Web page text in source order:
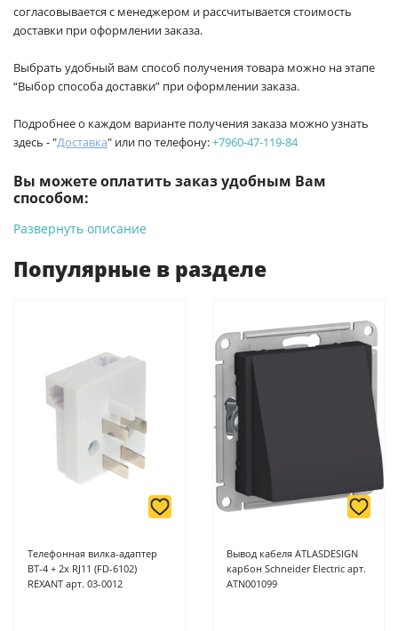
согласовывается с менеджером и рассчитывается стоимость
доставки при оформлении заказа.
Выбрать удобный вам способ получения товара можно на этапе
“Выбор способа доставки” при оформлении заказа.
Подробнее о каждом варианте получения заказа можно узнать
здесь - "Доставка" или по телефону:+7960-47-119-84
Вы можете оплатить заказ удобным Вам
способом:
-Банковской картой на сайте ProffЭлектро. Данный вид
6/2 (база КПП)или по адресу ул. Новороссийская 161И.
Для юридических лиц: переводом на расчетный счет при
онлайн оплате заказа на сайте.
Подробнее о способах оплаты можно узнать здесь - "Оплата"
Развернуть описание
Популярные в разделе
Телефонная вилка-адаптер
ВТ-4 + 2x RJ11 (FD-6102)
REXANT арт. 03-0012
Вывод кабеля ATLASDESIGN
карбон Schneider Electric арт.
ATN001099